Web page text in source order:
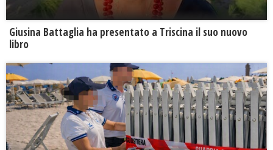
Giusina Battaglia ha presentato a Triscina il suo nuovo
libro